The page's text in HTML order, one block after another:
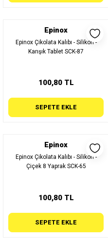
Epinox
Epinox Çikolata Kalıbı - Silikon -
Karışık Tablet SCK-87
100,80 TL
SEPETE EKLE
Epinox
Epinox Çikolata Kalıbı - Silikon -
Çiçek 8 Yaprak SCK-65
100,80 TL
SEPETE EKLE